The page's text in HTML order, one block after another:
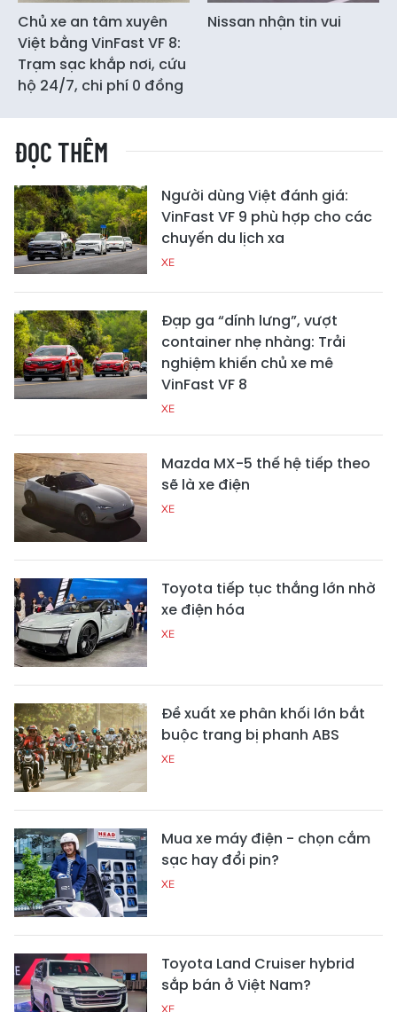
Chủ xe an tâm xuyên
Việt bằng VinFast VF 8:
Trạm sạc khắp nơi, cứu
hộ 24/7, chi phí 0 đồng
Nissan nhận tin vui
ĐỌC THÊM
Người dùng Việt đánh giá:
VinFast VF 9 phù hợp cho các
chuyến du lịch xa
XE
Đạp ga “dính lưng”, vượt
container nhẹ nhàng: Trải
nghiệm khiến chủ xe mê
VinFast VF 8
XE
Mazda MX-5 thế hệ tiếp theo
sẽ là xe điện
XE
Toyota tiếp tục thắng lớn nhờ
xe điện hóa
XE
Đề xuất xe phân khối lớn bắt
buộc trang bị phanh ABS
XE
Mua xe máy điện - chọn cắm
sạc hay đổi pin?
XE
Toyota Land Cruiser hybrid
sắp bán ở Việt Nam?
XE